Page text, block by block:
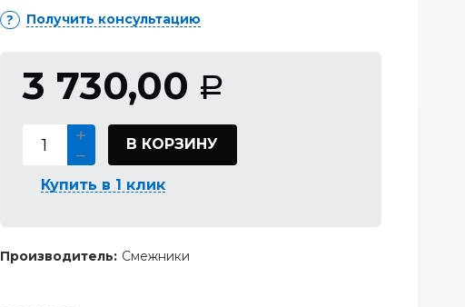
Получить консультацию
3 730,00 Р
В КОРЗИНУ
Купить в 1 клик
Производитель: Смежники